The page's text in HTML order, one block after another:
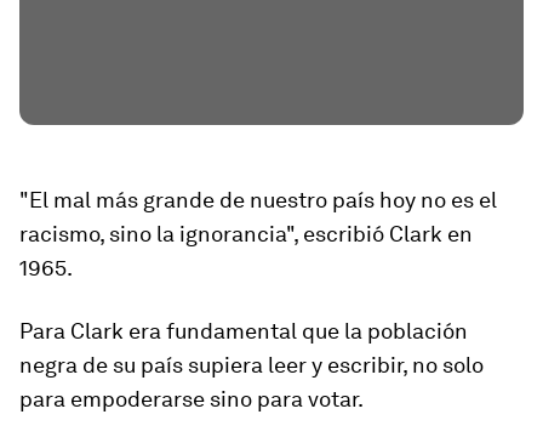
"El mal más grande de nuestro país hoy no es el
racismo, sino la ignorancia", escribió Clark en
1965.
Para Clark era fundamental que la población
negra de su país supiera leer y escribir, no solo
para empoderarse sino para votar.